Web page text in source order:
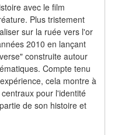
avec le film
Plus tristement
sur la ruée vers l'or
2010 en lançant
construite autour
Compte tenu
cela montre à
pour l'identité
de son histoire et